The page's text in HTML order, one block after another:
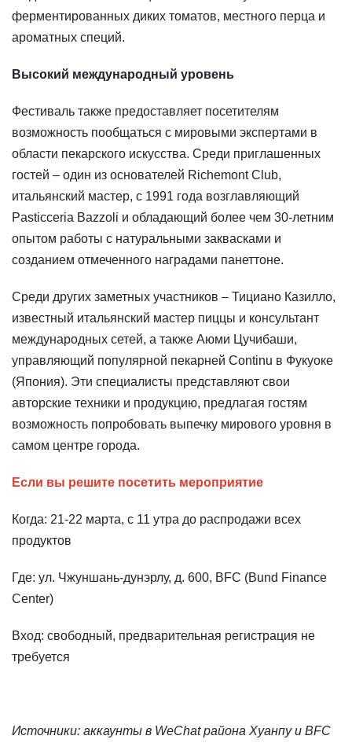
ферментированных диких томатов, местного перца и
ароматных специй.
Высокий международный уровень
Фестиваль также предоставляет посетителям
возможность пообщаться с мировыми экспертами в
области пекарского искусства. Среди приглашенных
гостей – один из основателей Richemont Club,
итальянский мастер, с 1991 года возглавляющий
Pasticceria Bazzoli и обладающий более чем 30-летним
опытом работы с натуральными заквасками и
созданием отмеченного наградами панеттоне.
Среди других заметных участников – Тициано Казилло,
известный итальянский мастер пиццы и консультант
международных сетей, а также Аюми Цучибаши,
управляющий популярной пекарней Continu в Фукуоке
(Япония). Эти специалисты представляют свои
авторские техники и продукцию, предлагая гостям
возможность попробовать выпечку мирового уровня в
самом центре города.
Если вы решите посетить мероприятие
Когда: 21-22 марта, с 11 утра до распродажи всех
продуктов
Где: ул. Чжуншань-дунэрлу, д. 600, BFC (Bund Finance
Center)
Вход: свободный, предварительная регистрация не
требуется
Источники: аккаунты в WeChat района Хуанпу и BFC